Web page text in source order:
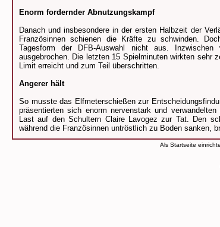
Enorm fordernder Abnutzungskampf
Danach und insbesondere in der ersten Halbzeit der
Französinnen schienen die Kräfte zu schwinden.
Tagesform der DFB-Auswahl nicht aus.
ausgebrochen. Die letzten 15 Spielminuten wirkten sehr
Limit erreicht und zum Teil überschritten.
Angerer hält
So musste das Elfmeterschießen zur
präsentierten sich enorm nervenstark und
Last auf den Schultern Claire Lavogez zur Tat. Den
während die Französinnen untröstlich zu Boden sanken,
Als Startseite